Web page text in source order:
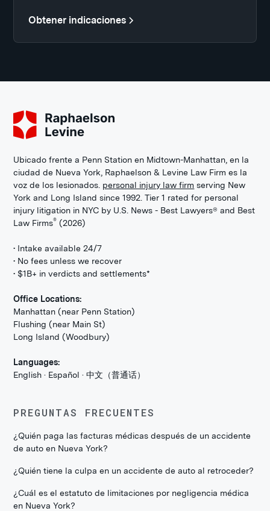
Obtener indicaciones
Ubicado frente a Penn Station en Midtown-Manhattan, en la
ciudad de Nueva York, Raphaelson & Levine Law Firm es la
voz de los lesionados. personal injury law firm serving New
York and Long Island since 1992. Tier 1 rated for personal
injury litigation in NYC by U.S. News - Best Lawyers® and Best
Law Firms® (2026)
• Intake available 24/7
• No fees unless we recover
• $1B+ in verdicts and settlements*
Office Locations:
Manhattan (near Penn Station)
Flushing (near Main St)
Long Island (Woodbury)
Languages:
English · Español · 中文（普通话）
PREGUNTAS FRECUENTES
¿Quién paga las facturas médicas después de un accidente
de auto en Nueva York?
¿Quién tiene la culpa en un accidente de auto al retroceder?
¿Cuál es el estatuto de limitaciones por negligencia médica
en Nueva York?